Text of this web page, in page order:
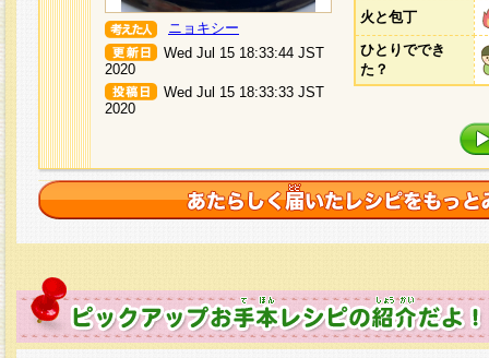
ニョキシー
Wed Jul 15 18:33:44 JST
2020
Wed Jul 15 18:33:33 JST
2020
火と包丁
ひとりででき
た？